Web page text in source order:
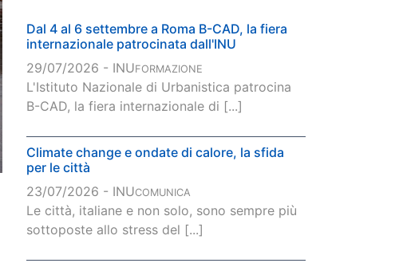
Dal 4 al 6 settembre a Roma B-CAD, la fiera
internazionale patrocinata dall'INU
29/07/2026 - INUFORMAZIONE
L'Istituto Nazionale di Urbanistica patrocina
B-CAD, la fiera internazionale di [...]
Climate change e ondate di calore, la sfida
per le città
23/07/2026 - INUCOMUNICA
Le città, italiane e non solo, sono sempre più
sottoposte allo stress del [...]